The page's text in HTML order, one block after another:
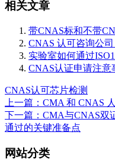
相关文章
带CNAS标和不带
CNAS 认可咨询公
实验室如何通过
CNAS认证申请注意
CNAS认可芯片检测
上一篇：CMA 和 CNAS
下一篇：CMA与CNAS双
通过的关键准备点
网站分类